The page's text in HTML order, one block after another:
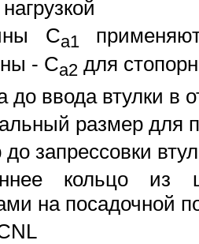
Ca1
- Ca2 для
до ввода втулки в
размер для
запрессовки
кольцо из
на посадочной